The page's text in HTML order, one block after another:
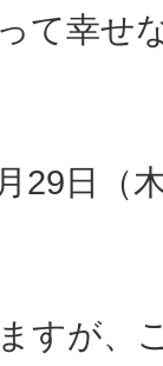
て幸せ
29日（
すが、